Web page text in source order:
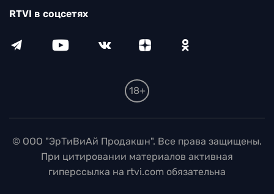
RTVI в соцсетях
18+
© ООО "ЭрТиВиАй Продакшн". Все права защищены.
При цитировании материалов активная
гиперссылка на rtvi.com обязательна